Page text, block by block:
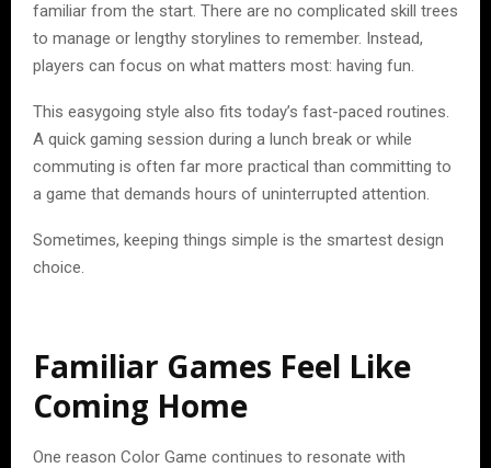
familiar from the start. There are no complicated skill trees
to manage or lengthy storylines to remember. Instead,
players can focus on what matters most: having fun.
This easygoing style also fits today’s fast-paced routines.
A quick gaming session during a lunch break or while
commuting is often far more practical than committing to
a game that demands hours of uninterrupted attention.
Sometimes, keeping things simple is the smartest design
choice.
Familiar Games Feel Like
Coming Home
One reason Color Game continues to resonate with